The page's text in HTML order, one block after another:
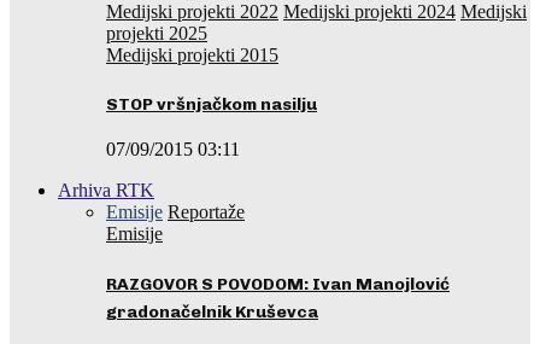
Medijski projekti 2022 Medijski projekti 2024 Medijski
projekti 2025
Medijski projekti 2015
STOP vršnjačkom nasilju
07/09/2015 03:11
Arhiva RTK
Emisije Reportaže
Emisije
RAZGOVOR S POVODOM: Ivan Manojlović
gradonačelnik Kruševca